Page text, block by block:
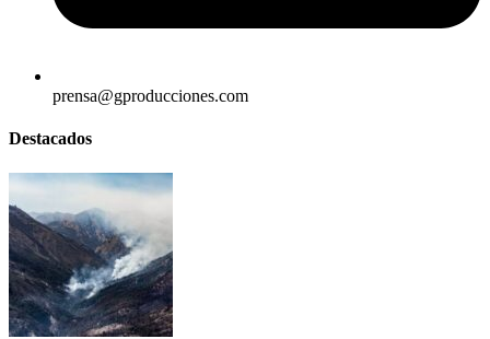
prensa@gproducciones.com
Destacados